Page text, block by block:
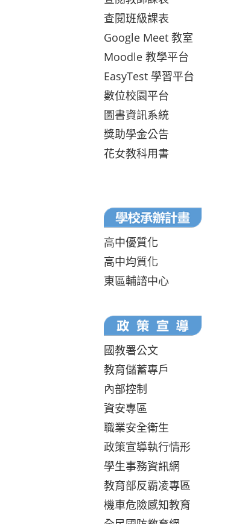
查閱班級課表
Google Meet 教室
Moodle 教學平台
EasyTest 學習平台
數位校園平台
圖書資訊系統
獎助學金公告
花女教科用書
高中優質化
高中均質化
東區輔諮中心
國教署公文
教育儲蓄專戶
內部控制
資安專區
職業安全衛生
政策宣導執行情形
學生事務資訊網
教育部反霸凌專區
機車危險感知教育